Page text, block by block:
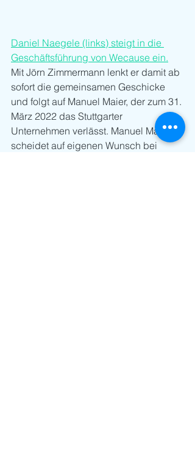
Daniel Naegele (links) steigt in die
Geschäftsführung von Wecause ein.
Mit Jörn Zimmermann lenkt er damit ab
sofort die gemeinsamen Geschicke
und folgt auf Manuel Maier, der zum 31.
März 2022 das Stuttgarter
Unternehmen verlässt. Manuel Maier
scheidet auf eigenen Wunsch bei